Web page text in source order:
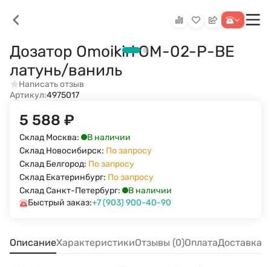
Дозатор Omoikiri OM-02-P-BE
латунь/ваниль
Написать отзыв
Артикул:4975017
5 588 ₽
Склад Москва:
В наличии
Склад Новосибирск: По запросу
Склад Белгород: По запросу
Склад Екатеринбург: По запросу
Склад Санкт-Петербург:
В наличии
Быстрый заказ:+7 (903) 900-40-90
ОписаниеХарактеристикиОтзывы (0)ОплатаДоставка